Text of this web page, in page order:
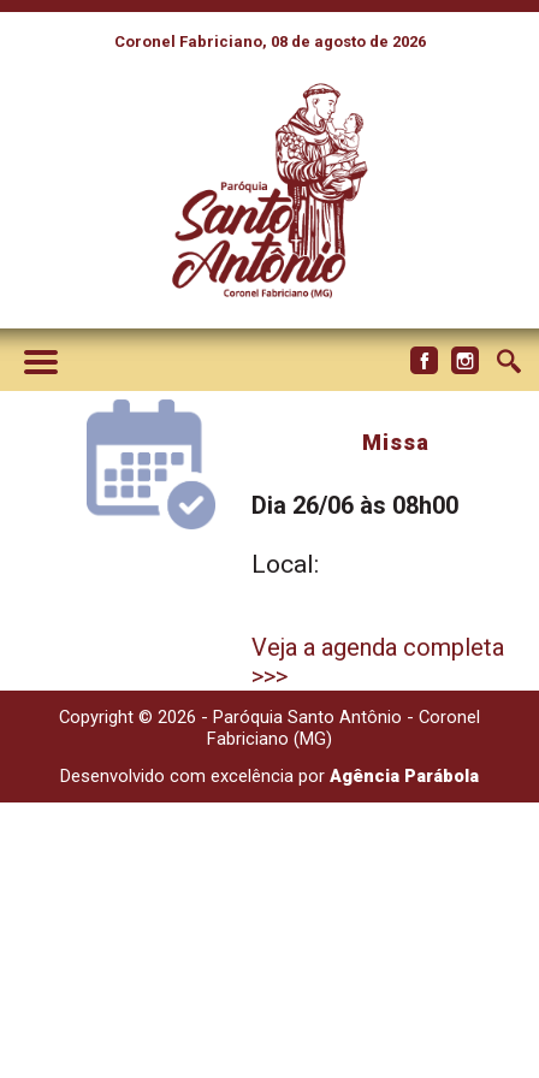
Coronel Fabriciano, 08 de agosto de 2026
Missa
Dia 26/06 às 08h00
Local:
Veja a agenda completa
>>>
Copyright © 2026 - Paróquia Santo Antônio - Coronel
Fabriciano (MG)
Desenvolvido com excelência por Agência Parábola